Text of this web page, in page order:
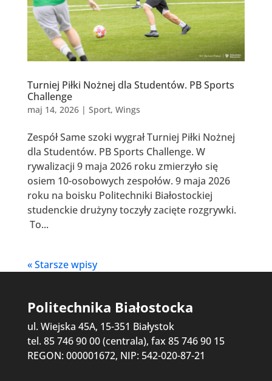
Turniej Piłki Nożnej dla Studentów. PB Sports
Challenge
maj 14, 2026| Sport, Wings
Zespół Same szoki wygrał Turniej Piłki Nożnej
dla Studentów. PB Sports Challenge. W
rywalizacji 9 maja 2026 roku zmierzyło się
osiem 10-osobowych zespołów. 9 maja 2026
roku na boisku Politechniki Białostockiej
studenckie drużyny toczyły zacięte rozgrywki.
To...
« Starsze wpisy
Politechnika Białostocka
ul. Wiejska 45A, 15-351 Białystok
tel. 85 746 90 00 (centrala), fax 85 746 90 15
REGON: 000001672, NIP: 542-020-87-21